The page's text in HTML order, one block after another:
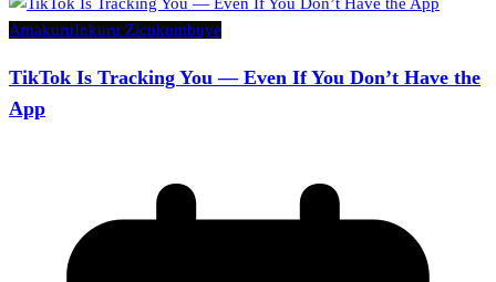
AmakuruInkuru Zicukumbuye
TikTok Is Tracking You — Even If You Don’t Have the
App